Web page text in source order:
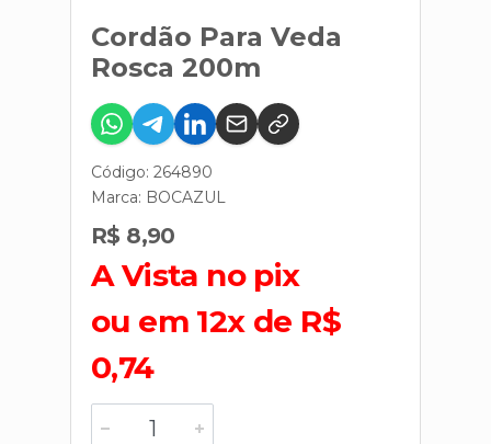
Cordão Para Veda
Rosca 200m
Código: 264890
Marca: BOCAZUL
R$ 8,90
A Vista no pix
ou em 12x de R$
0,74